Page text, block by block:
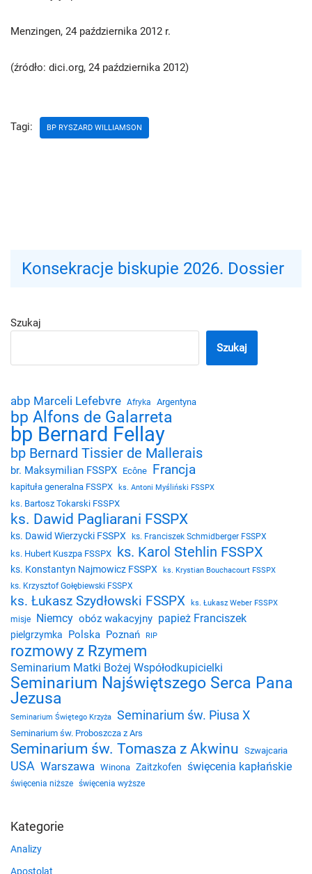
Menzingen, 24 października 2012 r.
(źródło: dici.org, 24 października 2012)
Tagi: BP RYSZARD WILLIAMSON
Konsekracje biskupie 2026. Dossier
Szukaj
Szukaj
abp Marceli Lefebvre Afryka Argentyna
bp Alfons de Galarreta
bp Bernard Fellay
bp Bernard Tissier de Mallerais
br. Maksymilian FSSPX Ecône Francja
kapituła generalna FSSPX ks. Antoni Myśliński FSSPX
ks. Bartosz Tokarski FSSPX
ks. Dawid Pagliarani FSSPX
ks. Dawid Wierzycki FSSPX ks. Franciszek Schmidberger FSSPX
ks. Hubert Kuszpa FSSPX ks. Karol Stehlin FSSPX
ks. Konstantyn Najmowicz FSSPX
ks. Krystian Bouchacourt FSSPX
ks. Krzysztof Gołębiewski FSSPX
ks. Łukasz Szydłowski FSSPX ks. Łukasz Weber FSSPX
misje Niemcy obóz wakacyjny papież Franciszek
pielgrzymka Polska Poznań RIP
rozmowy z Rzymem
Seminarium Matki Bożej Współodkupicielki
Seminarium Najświętszego Serca Pana
Jezusa
Seminarium Świętego Krzyża Seminarium św. Piusa X
Seminarium św. Proboszcza z Ars
Seminarium św. Tomasza z Akwinu Szwajcaria
USA Warszawa Winona Zaitzkofen święcenia kapłańskie
święcenia niższe święcenia wyższe
Kategorie
Analizy
Apostolat